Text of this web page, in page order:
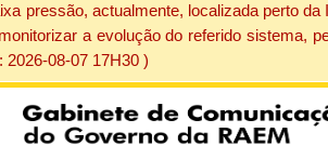
pressão, actualmente, localizada perto
a evolução do referido sistema,
2026-08-07 17H30 )